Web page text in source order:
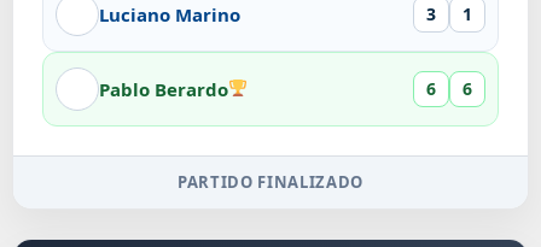
Luciano Marino 3 1
Pablo Berardo 6 6
PARTIDO FINALIZADO